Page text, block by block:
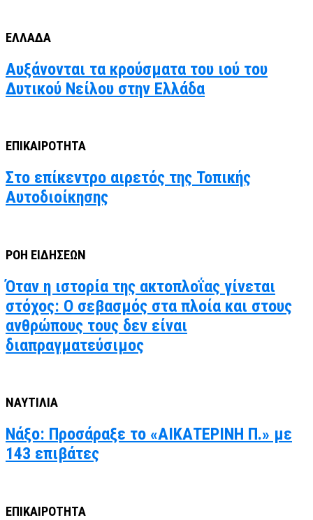
ΕΛΛΑΔΑ
Αυξάνονται τα κρούσματα του ιού του
Δυτικού Νείλου στην Ελλάδα
ΕΠΙΚΑΙΡΟΤΗΤΑ
Στο επίκεντρο αιρετός της Τοπικής
Αυτοδιοίκησης
ΡΟΗ ΕΙΔΗΣΕΩΝ
Όταν η ιστορία της ακτοπλοΐας γίνεται
στόχος: Ο σεβασμός στα πλοία και στους
ανθρώπους τους δεν είναι
διαπραγματεύσιμος
ΝΑΥΤΙΛΙΑ
Νάξο: Προσάραξε το «ΑΙΚΑΤΕΡΙΝΗ Π.» με
143 επιβάτες
ΕΠΙΚΑΙΡΟΤΗΤΑ